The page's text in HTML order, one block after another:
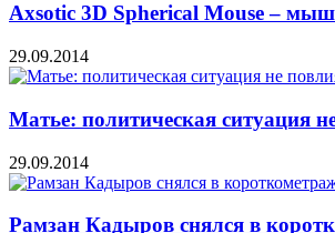
Axsotic 3D Spherical Mouse –
29.09.2014
Матье: политическая ситуация
29.09.2014
Рамзан Кадыров снялся в